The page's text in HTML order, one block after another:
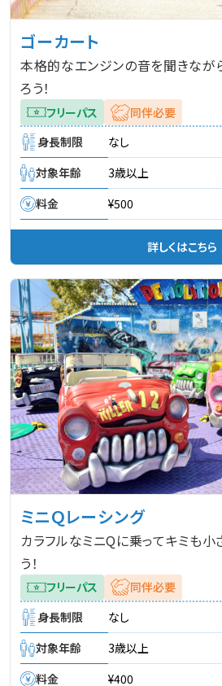
ゴーカート
本格的なエンジンの音を聞きなが
ろう！
フリーパス
同伴必要
身長制限
なし
対象年齢
3歳以上
料金
¥500
詳しくはこちら
ミニＱレーシング
カラフルなミニQに乗ってキミも
う！
フリーパス
同伴必要
身長制限
なし
対象年齢
3歳以上
料金
¥400